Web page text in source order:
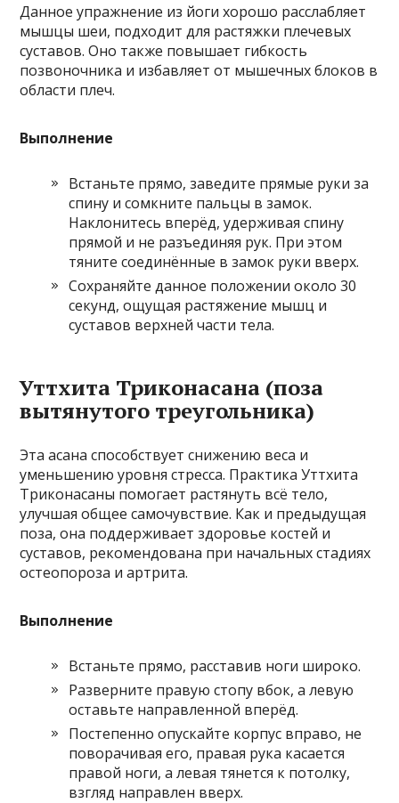
Данное упражнение из йоги хорошо расслабляет
мышцы шеи, подходит для растяжки плечевых
суставов. Оно также повышает гибкость
позвоночника и избавляет от мышечных блоков в
области плеч.
Выполнение
Встаньте прямо, заведите прямые руки за
спину и сомкните пальцы в замок.
Наклонитесь вперёд, удерживая спину
прямой и не разъединяя рук. При этом
тяните соединённые в замок руки вверх.
Сохраняйте данное положении около 30
секунд, ощущая растяжение мышц и
суставов верхней части тела.
Уттхита Триконасана (поза
вытянутого треугольника)
Эта асана способствует снижению веса и
уменьшению уровня стресса. Практика Уттхита
Триконасаны помогает растянуть всё тело,
улучшая общее самочувствие. Как и предыдущая
поза, она поддерживает здоровье костей и
суставов, рекомендована при начальных стадиях
остеопороза и артрита.
Выполнение
Встаньте прямо, расставив ноги широко.
Разверните правую стопу вбок, а левую
оставьте направленной вперёд.
Постепенно опускайте корпус вправо, не
поворачивая его, правая рука касается
правой ноги, а левая тянется к потолку,
взгляд направлен вверх.